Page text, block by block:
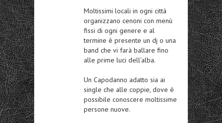
Moltissimi locali in ogni città
organizzano cenoni con menù
fissi di ogni genere e al
termine è presente un dj o una
band che vi farà ballare fino
alle prime luci dell’alba.
Un Capodanno adatto sia ai
single che alle coppie, dove è
possibile conoscere moltissime
persone nuove.